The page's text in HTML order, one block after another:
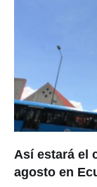
Así estará el
agosto en